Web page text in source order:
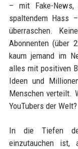
– mit Fake-News,
spaltendem Hass
überraschen.
Abonnenten (über
kaum jemand im
alles mit positiven
Ideen und
Menschen verteilt.
YouTubers der Welt?
In die Tiefen
einzutauchen